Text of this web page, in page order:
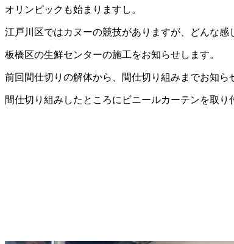
オリンピックも始まりますし。
江戸川区ではカヌーの競技がありますが、どんな感
板橋区の生鮮センターの施工をお知らせします。
前回間仕切りの解体から、間仕切り組みまでお知ら
間仕切り組みしたところにビニールカーテンを取り